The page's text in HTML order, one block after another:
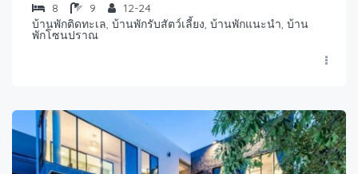
8 9
12-24
บ้านพักติดทะเล, บ้านพักรับสัตว์เลี้ยง, บ้านพักแนะนำ, บ้าน
พักโซนปราณ